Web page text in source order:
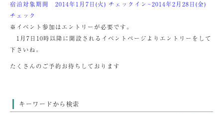
宿泊対象期間 2014年1月7日(火) チェックイン~2014年2月28日(金)
チェック
※イベント参加はエントリーが必要です。
1月7日10時以降に開設されるイベントページよりエントリーをして
下さいね。
たくさんのご予約お待ちしております
キーワードから検索